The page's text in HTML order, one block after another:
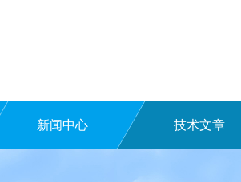
新闻中心 技术文章